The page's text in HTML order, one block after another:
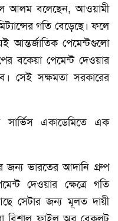
আলম বলেছেন, আওয়ামী
গতি বেড়েছে। ফলে
আন্তর্জাতিক পেমেন্টগুলো
বকেয়া পেমেন্ট দেওয়ার
সেই সক্ষমতা সরকারের
সার্ভিস একাডেমিতে এক
জন্য ভারতের আদানি গ্রুপ
দেওয়ার ক্ষেত্রে গতি
সেটার জন্য মূলত দায়ী